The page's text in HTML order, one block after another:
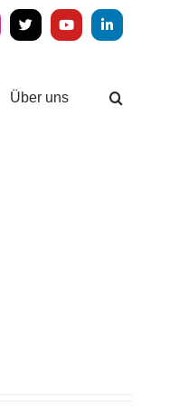
X YouTubeLinkedIn
Über uns